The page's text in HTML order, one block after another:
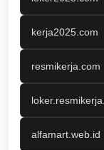
kerja2025.com
resmikerja.com
alfamart.web.id